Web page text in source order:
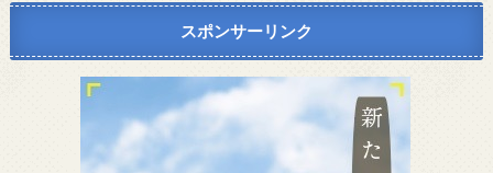
スポンサーリンク